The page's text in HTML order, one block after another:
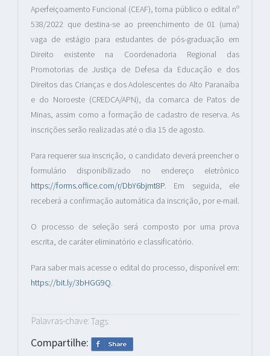
Aperfeiçoamento Funcional (CEAF), torna público o edital nº
538/2022 que destina-se ao preenchimento de 01 (uma)
vaga de estágio para estudantes de pós-graduação em
Direito existente na Coordenadoria Regional das
Promotorias de Justiça de Defesa da Educação e dos
Direitos das Crianças e dos Adolescentes do Alto Paranaíba
e do Noroeste (CREDCA/APN), da comarca de Patos de
Minas, assim como a formação de cadastro de reserva. As
inscrições serão realizadas até o dia 15 de agosto.
Para requerer sua inscrição, o candidato deverá preencher o
formulário disponibilizado no endereço eletrônico
https://forms.office.com/r/DbY6bjmt8P. Em seguida, ele
receberá a confirmação automática da inscrição, por e-mail.
O processo de seleção será composto por uma prova
escrita, de caráter eliminatório e classificatório.
Para saber mais acesse o edital do processo, disponível em:
https://bit.ly/3bHGG9Q.
Palavras-chave: Tags:
Compartilhe: